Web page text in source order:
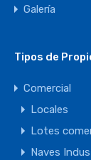
Galería
Tipos de
Comercial
Locales
Lotes
Naves